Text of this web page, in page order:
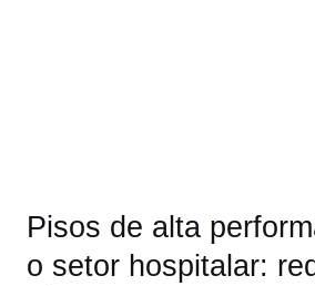
Pisos de alta
o setor hospitalar:
hospitalar:
requisitos